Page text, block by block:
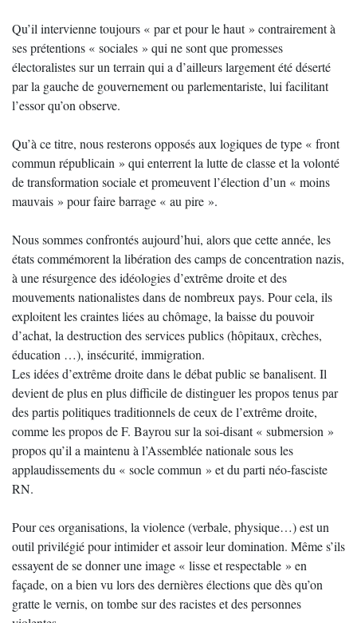
Qu’il intervienne toujours « par et pour le haut » contrairement à
ses prétentions « sociales » qui ne sont que promesses
électoralistes sur un terrain qui a d’ailleurs largement été déserté
par la gauche de gouvernement ou parlementariste, lui facilitant
l’essor qu’on observe.
Qu’à ce titre, nous resterons opposés aux logiques de type « front
commun républicain » qui enterrent la lutte de classe et la volonté
de transformation sociale et promeuvent l’élection d’un « moins
mauvais » pour faire barrage « au pire ».
Nous sommes confrontés aujourd’hui, alors que cette année, les
états commémorent la libération des camps de concentration nazis,
à une résurgence des idéologies d’extrême droite et des
mouvements nationalistes dans de nombreux pays. Pour cela, ils
exploitent les craintes liées au chômage, la baisse du pouvoir
d’achat, la destruction des services publics (hôpitaux, crèches,
éducation …), insécurité, immigration.
Les idées d’extrême droite dans le débat public se banalisent. Il
devient de plus en plus difficile de distinguer les propos tenus par
des partis politiques traditionnels de ceux de l’extrême droite,
comme les propos de F. Bayrou sur la soi-disant « submersion »
propos qu’il a maintenu à l’Assemblée nationale sous les
applaudissements du « socle commun » et du parti néo-fasciste
RN.
Pour ces organisations, la violence (verbale, physique…) est un
outil privilégié pour intimider et assoir leur domination. Même s’ils
essayent de se donner une image « lisse et respectable » en
façade, on a bien vu lors des dernières élections que dès qu’on
gratte le vernis, on tombe sur des racistes et des personnes